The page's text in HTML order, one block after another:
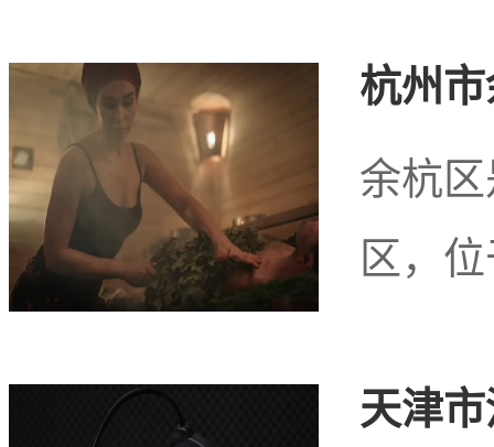
了快速发展。随着人们
摩 作为一种传统的养生
山公园附近，有多家专
供放松身心的服务。这
杭州
余杭
区，
天津